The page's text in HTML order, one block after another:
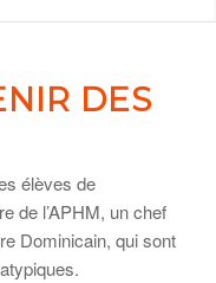
DES
élèves de
de l’APHM, un chef
Dominicain, qui sont